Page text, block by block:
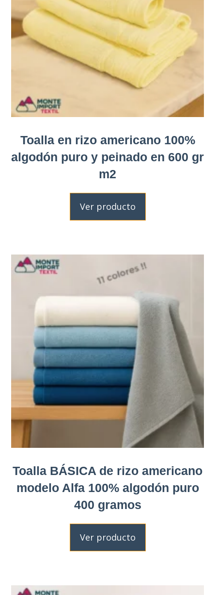
Toalla en rizo americano 100%
algodón puro y peinado en 600 gr
m2
Ver producto
Toalla BÁSICA de rizo americano
modelo Alfa 100% algodón puro
400 gramos
Ver producto